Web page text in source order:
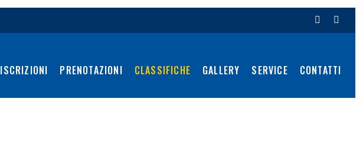
ISCRIZIONI PRENOTAZIONI CLASSIFICHE GALLERY SERVICE CONTATTI